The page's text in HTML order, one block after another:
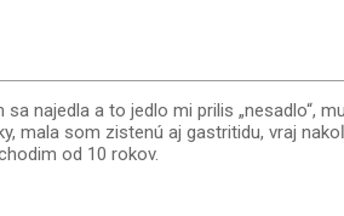
najedla a to jedlo mi prilis „nesadlo“,
mala som zistenú aj gastritidu, vraj
od 10 rokov.